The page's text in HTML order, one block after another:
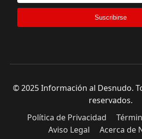
Suscribirse
© 2025 Información al Desnudo.
reservados.
Política de Privacidad
Aviso Legal
Acerca de